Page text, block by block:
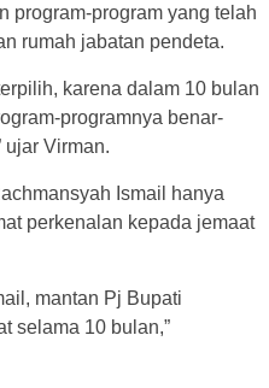
program-program yang telah
rumah jabatan pendeta.
karena dalam 10 bulan
programnya benar-
ujar Virman.
Ismail hanya
perkenalan kepada jemaat
mantan Pj Bupati
selama 10 bulan,”